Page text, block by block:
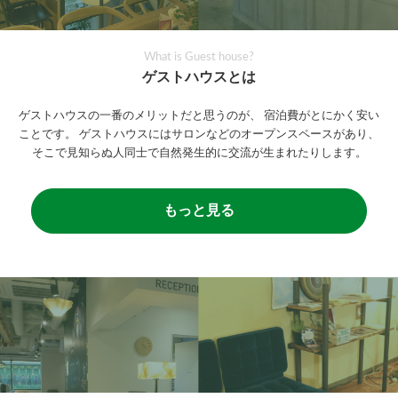
What is Guest house?
ゲストハウスとは
ゲストハウスの一番のメリットだと思うのが、
宿泊費がとにかく安い
ことです。
ゲストハウスにはサロンなどのオープンスペースがあり、
そこで見知らぬ人同士で自然発生的に交流が生まれたりします。
もっと見る